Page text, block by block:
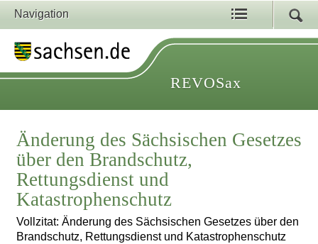
Navigation
REVOSax
Änderung des Sächsischen Gesetzes
über den Brandschutz,
Rettungsdienst und
Katastrophenschutz
Vollzitat: Änderung des Sächsischen Gesetzes über den
Brandschutz, Rettungsdienst und Katastrophenschutz